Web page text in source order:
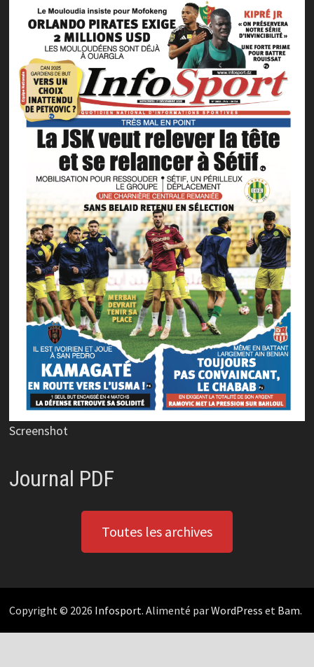
Screenshot
Journal PDF
Toutes les archives
Copyright © 2026 Infosport. Alimenté parWordPress et Bam.